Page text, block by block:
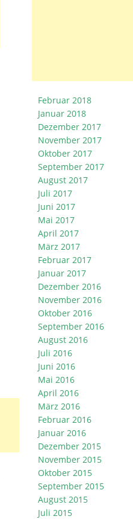
Februar 2018
Januar 2018
Dezember 2017
November 2017
Oktober 2017
September 2017
August 2017
Juli 2017
Juni 2017
Mai 2017
April 2017
März 2017
Februar 2017
Januar 2017
Dezember 2016
November 2016
Oktober 2016
September 2016
August 2016
Juli 2016
Juni 2016
Mai 2016
April 2016
März 2016
Februar 2016
Januar 2016
Dezember 2015
November 2015
Oktober 2015
September 2015
August 2015
Juli 2015